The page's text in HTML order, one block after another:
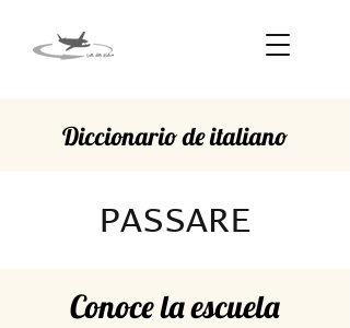
Diccionario de italiano
PASSARE
Conoce la escuela